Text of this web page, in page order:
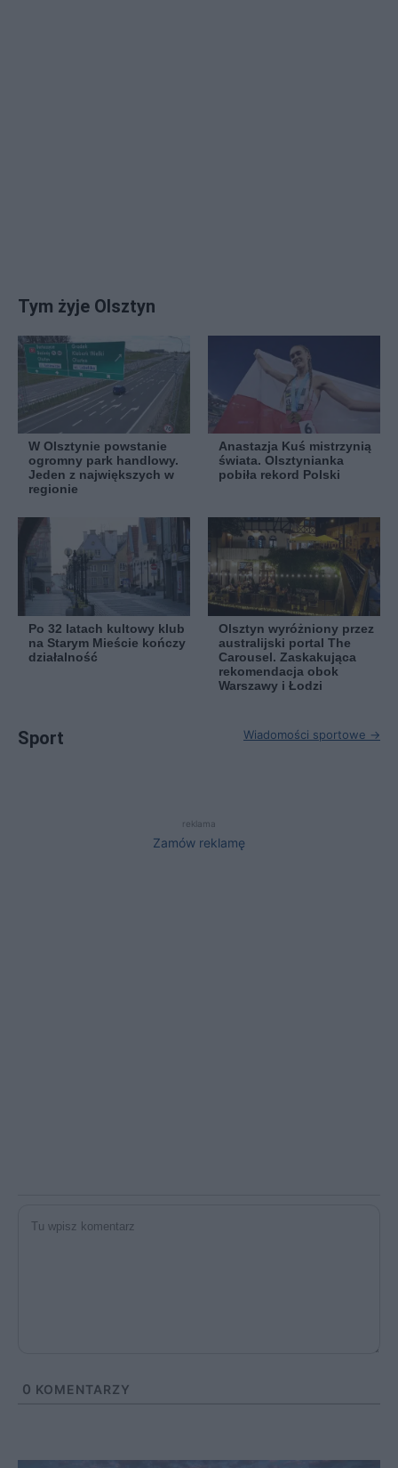
Tym żyje Olsztyn
W Olsztynie powstanie
ogromny park handlowy.
Jeden z największych w
regionie
Anastazja Kuś mistrzynią
świata. Olsztynianka
pobiła rekord Polski
Po 32 latach kultowy klub
na Starym Mieście kończy
działalność
Olsztyn wyróżniony przez
australijski portal The
Carousel. Zaskakująca
rekomendacja obok
Warszawy i Łodzi
Sport Wiadomości sportowe →
reklama
Zamów reklamę
0 KOMENTARZY